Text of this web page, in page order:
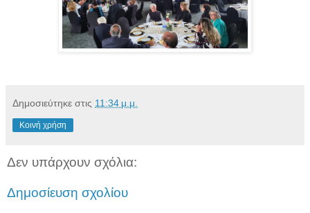
Δημοσιεύτηκε στις 11:34 μ.μ.
Κοινή χρήση
Δεν υπάρχουν σχόλια:
Δημοσίευση σχολίου